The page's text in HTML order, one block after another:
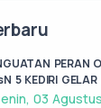
PERAN
5 KEDIRI GELAR
BMB
03